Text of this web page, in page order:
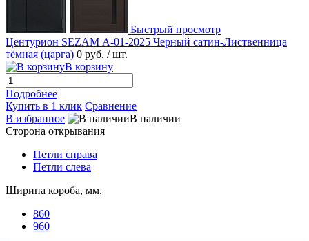
Быстрый просмотр
Центурион SEZAM А-01-2025 Черный сатин-Лиственница
тёмная (царга) 0 руб. / шт.
В корзину
Подробнее
Купить в 1 клик Сравнение
В избранное
В наличии
Сторона открывания
Петли справа
Петли слева
Ширина короба, мм.
860
960